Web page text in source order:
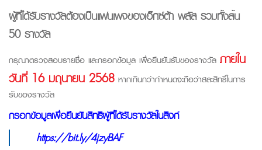
ผู้ที่ได้รับรางวัลต้องเป็นแฟนเพจของเอ็กซ์ต้า พลัส รวมทั้งสิ้น
50 รางวัล
กรุณาตรวจสอบรายชื่อ และกรอกข้อมูล เพื่อยืนยันรับของรางวัล ภายใน
วันที่ 16 มิถุนายน 2568 หากเกินกว่ากำหนดจะถือว่าสละสิทธิ์ในการ
รับของรางวัล
กรอกข้อมูลเพื่อยืนยันสิทธิผู้ที่ได้รับรางวัลในลิงก์
https://bit.ly/4jzyBAF